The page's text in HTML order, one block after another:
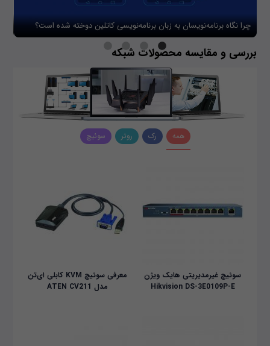
چرا نگاه برنامه‌نویسان به زبان برنامه‌نویسی کاتلین دوخته شده است؟
بررسی و مقایسه محصولات شبکه
همه رک روتر سوئیچ
سوئیچ غیرمدیریتی هایک ویژن
Hikvision DS-3E0109P-E
معرفی سوئیچ KVM کابلی ای‌تن
مدل ATEN CV211